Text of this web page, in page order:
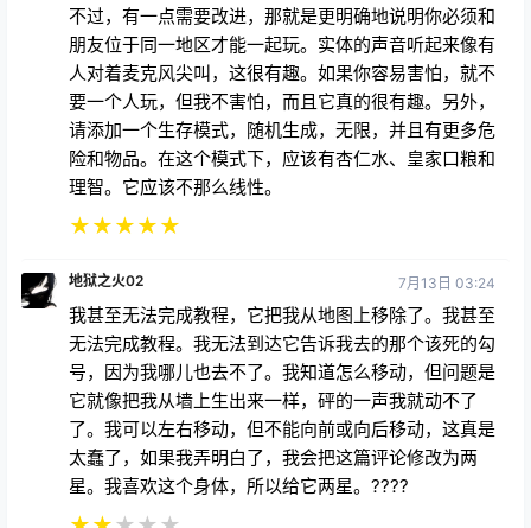
不过，有一点需要改进，那就是更明确地说明你必须和
朋友位于同一地区才能一起玩。实体的声音听起来像有
人对着麦克风尖叫，这很有趣。如果你容易害怕，就不
要一个人玩，但我不害怕，而且它真的很有趣。另外，
请添加一个生存模式，随机生成，无限，并且有更多危
险和物品。在这个模式下，应该有杏仁水、皇家口粮和
理智。它应该不那么线性。
★★★★★
地狱之火02 7月13日 03:24
我甚至无法完成教程，它把我从地图上移除了。我甚至
无法完成教程。我无法到达它告诉我去的那个该死的勾
号，因为我哪儿也去不了。我知道怎么移动，但问题是
它就像把我从墙上生出来一样，砰的一声我就动不了
了。我可以左右移动，但不能向前或向后移动，这真是
太蠢了，如果我弄明白了，我会把这篇评论修改为两
星。我喜欢这个身体，所以给它两星。????